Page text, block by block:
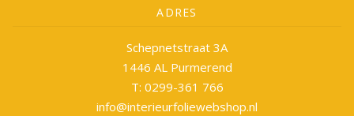
ADRES
Schepnetstraat 3A
1446 AL Purmerend
T: 0299-361 766
info@interieurfoliewebshop.nl